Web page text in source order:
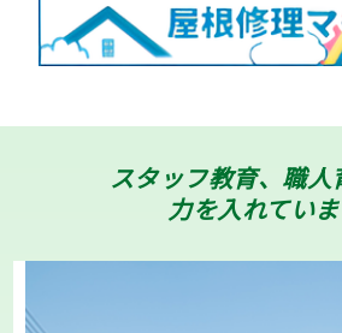
スタッフ教育、職人
力を入れてい